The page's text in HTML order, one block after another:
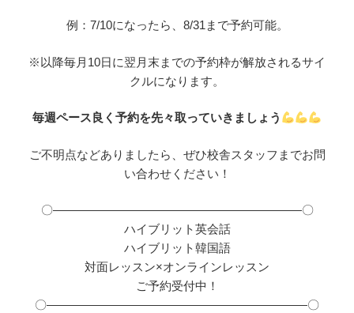
例：7/10になったら、8/31まで予約可能。
※以降毎月10日に翌月末までの予約枠が解放されるサイ
クルになります。
毎週ペース良く予約を先々取っていきましょう
ご不明点などありましたら、ぜひ校舎スタッフまでお問
い合わせください！
〇―――――――――――――――――――――〇
ハイブリット英会話
ハイブリット韓国語
対面レッスン×オンラインレッスン
ご予約受付中！
〇――――――――――――――――――――――〇